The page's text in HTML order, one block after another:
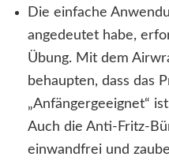
Die einfache
angedeutet habe,
Übung. Mit dem
behaupten, dass das
„Anfängergeeignet“
Auch die Anti-Fritz-
einwandfrei und